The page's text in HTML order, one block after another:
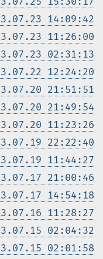
14:09:42
11:26:00
02:31:13
12:24:20
21:51:51
21:49:54
11:23:26
22:22:40
11:44:27
21:00:46
14:54:18
11:28:27
02:04:32
02:01:58